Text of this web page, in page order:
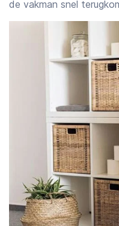
de vakman snel
07:00